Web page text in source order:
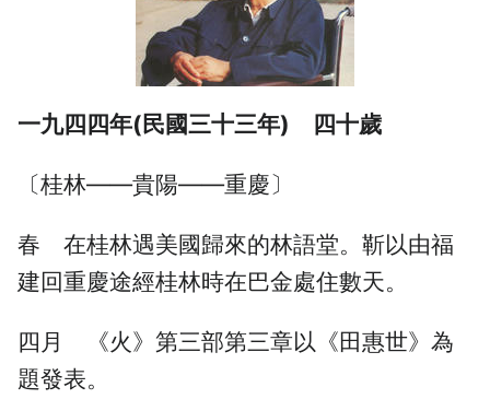
一九四四年(民國三十三年) 四十歲
〔桂林——貴陽——重慶〕
春 在桂林遇美國歸來的林語堂。靳以由福
建回重慶途經桂林時在巴金處住數天。
四月 《火》第三部第三章以《田惠世》為
題發表。